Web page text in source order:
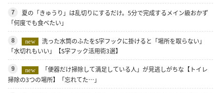
7
夏の「きゅうり」は乱切りにするだけ。5分で完成するメイン級おかず
「何度でも食べたい」
8 new
洗った水筒のふたをS字フックに掛けると「場所を取らない」
「水切れもいい」【S字フック活用術3選】
9 new
「便器だけ掃除して満足している人」が見逃しがちな【トイレ
掃除の3つの場所】「忘れてた…」